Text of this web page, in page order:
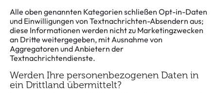
Alle oben genannten Kategorien schließen Opt-in-Daten
und Einwilligungen von Textnachrichten-Absendern aus;
diese Informationen werden nicht zu Marketingzwecken
an Dritte weitergegeben, mit Ausnahme von
Aggregatoren und Anbietern der
Textnachrichtendienste.
Werden Ihre personenbezogenen Daten in
ein Drittland übermittelt?